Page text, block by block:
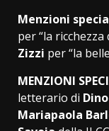
Menzioni
per “la ricchezza
Zizzi per “la
MENZIONI
letterario di
Mariapaola